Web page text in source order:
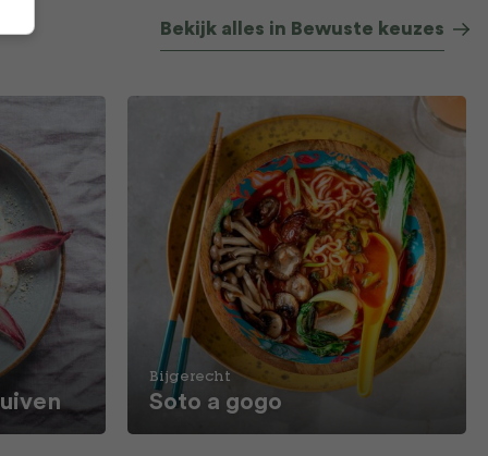
Bekijk alles in Bewuste keuzes
Bijgerecht
Soto a gogo